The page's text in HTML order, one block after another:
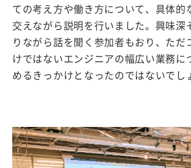
ての考え方や働き方について、具体的
交えながら説明を行いました。興味深
りながら話を聞く参加者もおり、ただ
けではないエンジニアの幅広い業務に
めるきっかけとなったのではないでし